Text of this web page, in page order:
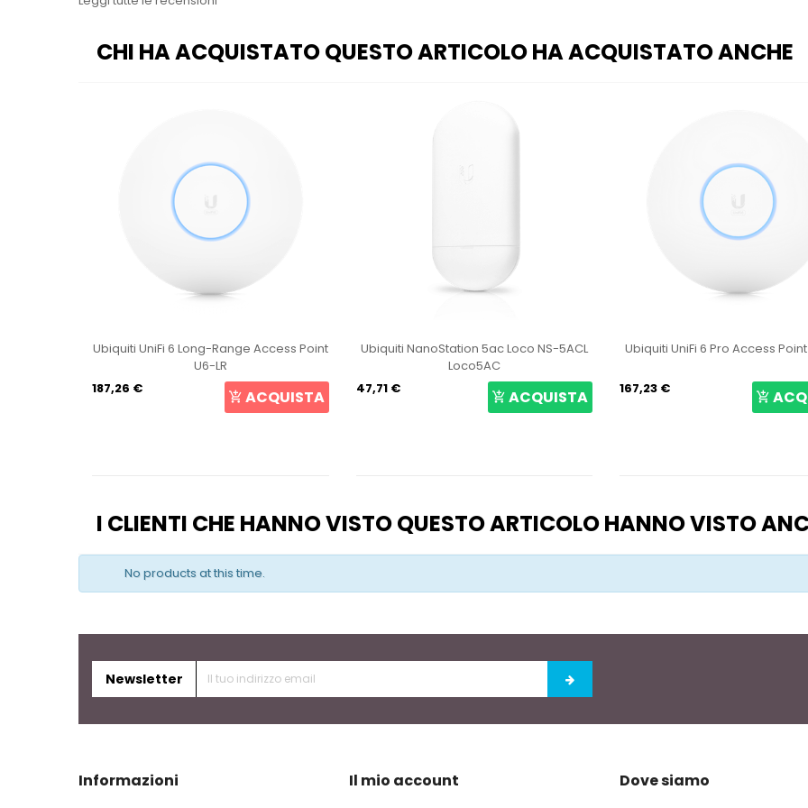
CHI HA ACQUISTATO QUESTO ARTICOLO HA ACQUISTATO ANCHE
Ubiquiti NanoStation 5ac Loco NS-5ACL
Loco5AC
47,71 €
ACQUISTA
Ubiquiti UniFi 6 Pro Access Point U6-Pro
167,23 € ACQUISTA
Ubiquiti LiteBeam 5AC Gen2
64,15 €
I CLIENTI CHE HANNO VISTO QUESTO ARTICOLO HANNO VISTO
No products at this time.
Newsletter
Informazioni Il mio account Dove siamo